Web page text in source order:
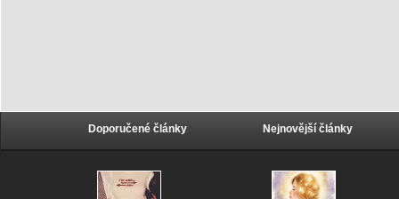
Doporučené články Nejnovější články